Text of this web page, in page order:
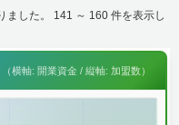
ました。 141 ～ 160 件を表示し
（横軸: 開業資金 / 縦軸: 加盟数）